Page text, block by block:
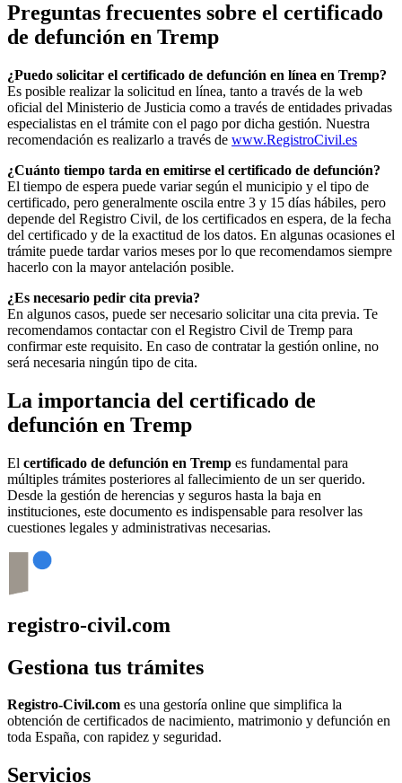
Preguntas frecuentes sobre el certificado
de defunción en Tremp
¿Puedo solicitar el certificado de defunción en línea en Tremp?
Es posible realizar la solicitud en línea, tanto a través de la web
oficial del Ministerio de Justicia como a través de entidades privadas
especialistas en el trámite con el pago por dicha gestión. Nuestra
recomendación es realizarlo a través de www.RegistroCivil.es
¿Cuánto tiempo tarda en emitirse el certificado de defunción?
El tiempo de espera puede variar según el municipio y el tipo de
certificado, pero generalmente oscila entre 3 y 15 días hábiles, pero
depende del Registro Civil, de los certificados en espera, de la fecha
del certificado y de la exactitud de los datos. En algunas ocasiones el
trámite puede tardar varios meses por lo que recomendamos siempre
hacerlo con la mayor antelación posible.
¿Es necesario pedir cita previa?
En algunos casos, puede ser necesario solicitar una cita previa. Te
recomendamos contactar con el Registro Civil de Tremp para
confirmar este requisito. En caso de contratar la gestión online, no
será necesaria ningún tipo de cita.
La importancia del certificado de
defunción en Tremp
El certificado de defunción en Tremp es fundamental para
múltiples trámites posteriores al fallecimiento de un ser querido.
Desde la gestión de herencias y seguros hasta la baja en
instituciones, este documento es indispensable para resolver las
cuestiones legales y administrativas necesarias.
registro-civil.com
Gestiona tus trámites
Registro-Civil.com es una gestoría online que simplifica la
obtención de certificados de nacimiento, matrimonio y defunción en
toda España, con rapidez y seguridad.
Servicios